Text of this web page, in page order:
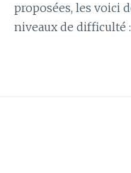
proposées, les voici
niveaux de difficulté